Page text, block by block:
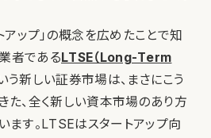
アップ」の概念を広めたことで知
者であるLTSE（Long-Term
う新しい証券市場は、まさにこう
た、全く新しい資本市場のあり方
ます。LTSEはスタートアップ向